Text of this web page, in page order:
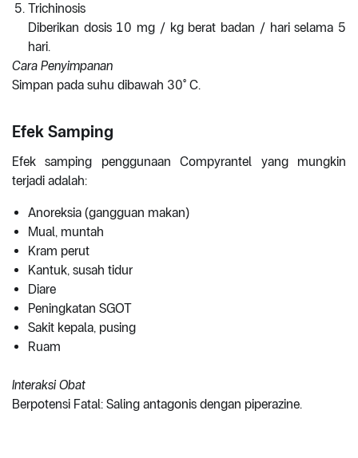
Trichinosis
Diberikan dosis 10 mg / kg berat badan / hari selama 5
hari.
Cara Penyimpanan
Simpan pada suhu dibawah 30° C.
Efek Samping
Efek samping penggunaan Compyrantel yang mungkin
terjadi adalah:
Anoreksia (gangguan makan)
Mual, muntah
Kram perut
Kantuk, susah tidur
Diare
Peningkatan SGOT
Sakit kepala, pusing
Ruam
Interaksi Obat
Berpotensi Fatal: Saling antagonis dengan piperazine.